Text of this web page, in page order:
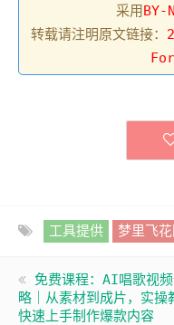
采用BY-
转载请注明原文链接：
工具提供 梦里飞
免费课程：AI唱歌视
略｜从素材到成片，实操
快速上手制作爆款内容